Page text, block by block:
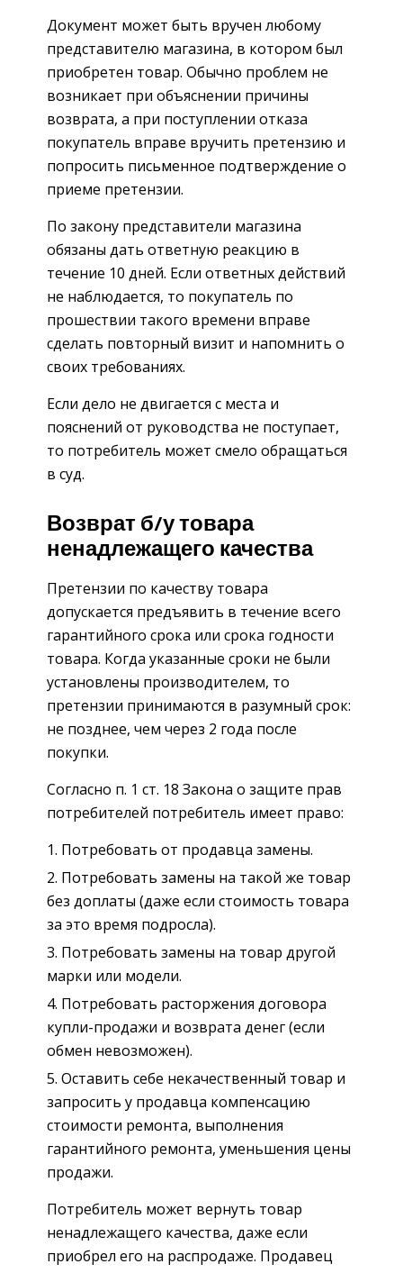
Документ может быть вручен любому
представителю магазина, в котором был
приобретен товар. Обычно проблем не
возникает при объяснении причины
возврата, а при поступлении отказа
покупатель вправе вручить претензию и
попросить письменное подтверждение о
приеме претензии.
По закону представители магазина
обязаны дать ответную реакцию в
течение 10 дней. Если ответных действий
не наблюдается, то покупатель по
прошествии такого времени вправе
сделать повторный визит и напомнить о
своих требованиях.
Если дело не двигается с места и
пояснений от руководства не поступает,
то потребитель может смело обращаться
в суд.
Возврат б/у товара
ненадлежащего качества
Претензии по качеству товара
допускается предъявить в течение всего
гарантийного срока или срока годности
товара. Когда указанные сроки не были
установлены производителем, то
претензии принимаются в разумный срок:
не позднее, чем через 2 года после
покупки.
Согласно п. 1 ст. 18 Закона о защите прав
потребителей потребитель имеет право:
Потребовать от продавца замены.
Потребовать замены на такой же товар
без доплаты (даже если стоимость товара
за это время подросла).
Потребовать замены на товар другой
марки или модели.
Потребовать расторжения договора
купли-продажи и возврата денег (если
обмен невозможен).
Оставить себе некачественный товар и
запросить у продавца компенсацию
стоимости ремонта, выполнения
гарантийного ремонта, уменьшения цены
продажи.
Потребитель может вернуть товар
ненадлежащего качества, даже если
приобрел его на распродаже. Продавец